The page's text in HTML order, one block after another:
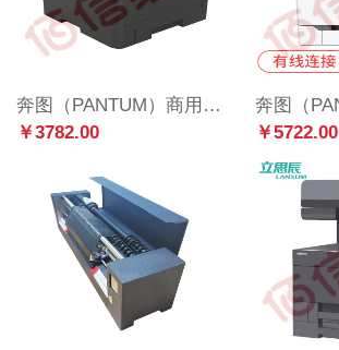
奔图（PANTUM）商用保密系列 P3518DN 黑白激光打印机 自动双面
￥3782.00
￥5722.00